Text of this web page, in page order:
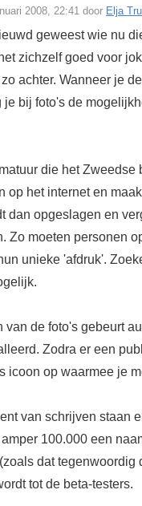
2008, 22:41 door Elja
geweest wie nu
zichzelf goed voor
achter. Wanneer je
je bij foto's de
die het
op het internet en
dan opgeslagen en
Zo moeten personen
unieke 'afdruk'.
van de foto's gebeurt
Zodra er een
icoon op waarmee je
van schrijven staan
100.000 een
dat
tot de beta-testers.